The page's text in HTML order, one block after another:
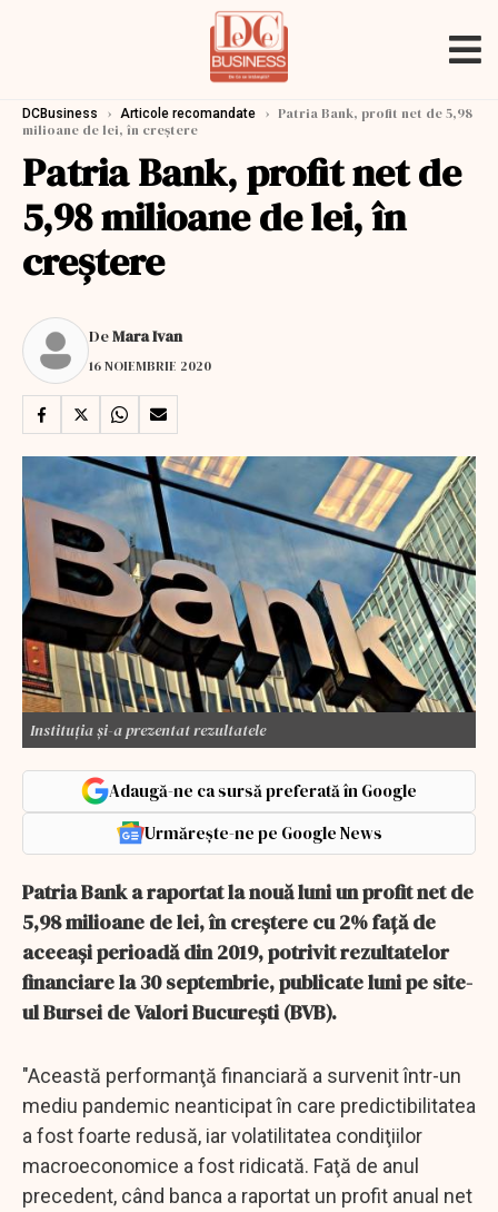
DCBusiness › Articole recomandate › Patria Bank, profit net de 5,98
milioane de lei, în creștere
Patria Bank, profit net de
5,98 milioane de lei, în
creștere
DeMara Ivan
16 NOIEMBRIE 2020
Instituția și-a prezentat rezultatele
Adaugă-ne ca sursă preferată în Google
Urmărește-ne pe Google News
Patria Bank a raportat la nouă luni un profit net de
5,98 milioane de lei, în creştere cu 2% faţă de
aceeaşi perioadă din 2019, potrivit rezultatelor
financiare la 30 septembrie, publicate luni pe site-
ul Bursei de Valori Bucureşti (BVB).
"Această performanţă financiară a survenit într-un
mediu pandemic neanticipat în care predictibilitatea
a fost foarte redusă, iar volatilitatea condiţiilor
macroeconomice a fost ridicată. Faţă de anul
precedent, când banca a raportat un profit anual net